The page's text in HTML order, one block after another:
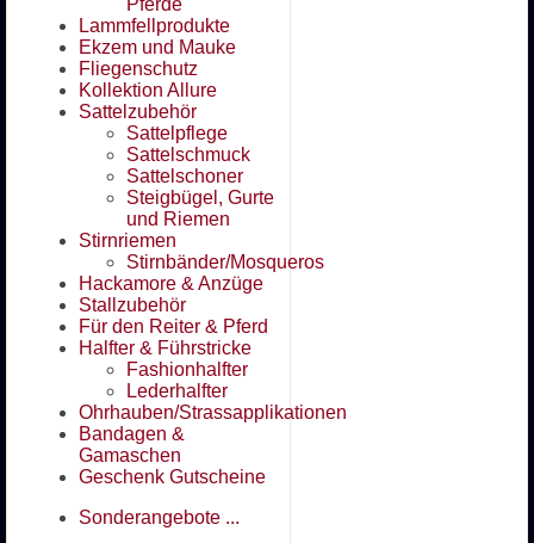
Pferde
Lammfellprodukte
Ekzem und Mauke
Fliegenschutz
Kollektion Allure
Sattelzubehör
Sattelpflege
Sattelschmuck
Sattelschoner
Steigbügel, Gurte
und Riemen
Stirnriemen
Stirnbänder/Mosqueros
Hackamore & Anzüge
Stallzubehör
Für den Reiter & Pferd
Halfter & Führstricke
Fashionhalfter
Lederhalfter
Ohrhauben/Strassapplikationen
Bandagen &
Gamaschen
Geschenk Gutscheine
Sonderangebote ...